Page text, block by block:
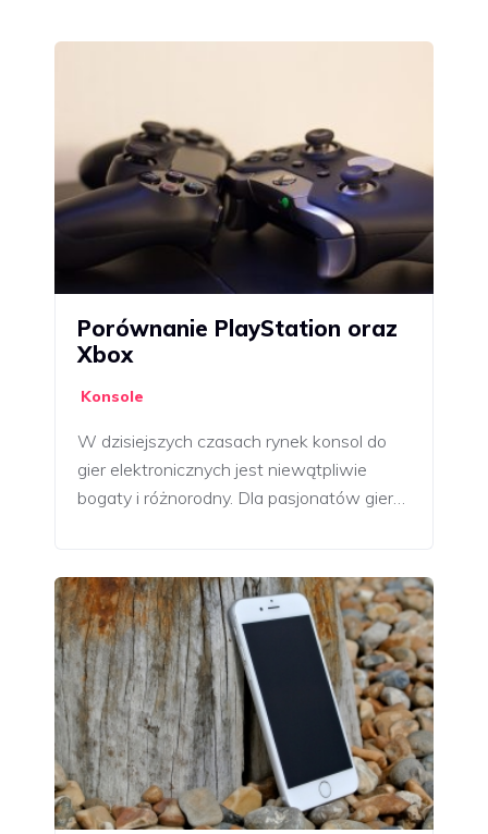
Porównanie PlayStation oraz
Xbox
Konsole
W dzisiejszych czasach rynek konsol do
gier elektronicznych jest niewątpliwie
bogaty i różnorodny. Dla pasjonatów gier…